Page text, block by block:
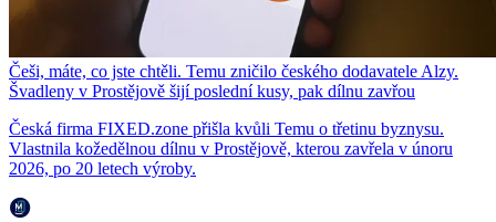
Češi, máte, co jste chtěli. Temu zničilo českého dodavatele Alzy.
Švadleny v Prostějově šijí poslední kusy, pak dílnu zavřou
Česká firma FIXED.zone přišla kvůli Temu o třetinu byznysu.
Vlastnila kožedělnou dílnu v Prostějově, kterou zavřela v únoru
2026, po 20 letech výroby.